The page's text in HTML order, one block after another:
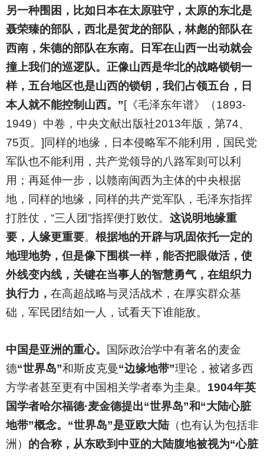
另一种围困，比如日本在太原驻守，太原的东北是
聂荣臻的部队，西北是贺龙的部队，林彪的部队在
西南，朱德的部队在东南。日军在山西一出动就会
撞上我们的巡逻队。正像山西是华北的战略锁钥一
样，五台地区也是山西的锁钥，我们占领五台，日
本人就不能控制山西。” [《毛泽东年谱》（1893-
1949）中卷，中央文献出版社2013年版，第74、
75页。]同样的地缘，日本侵略军不能利用，国民党
军队也不能利用，共产党领导的八路军则可以利
用；再延伸一步，以赣南闽西为主体的中央根据
地，同样的地缘，同样的共产党军队，毛泽东指挥
打胜仗，“三人团”指挥便打败仗。 这说明地缘重
要，人缘更重要。 根据地的开辟与巩固依托一定的
地理地势，但是像下围棋一样，能否把眼做活，使
外线变内线，关键在当事人的智慧勇气，在组织力
执行力， 在高超战略与灵活战术，在厚实群众基
础，军民团结如一人，试看天下谁能敌。
中国是亚洲的重心。
国际政治学中有著名的麦金
德“世界岛”和斯皮克曼“边缘地带”理论，被诸多西
方学者甚至更有中国相关学者奉为圭臬。 1904年英
国学者哈尔福德·麦金德提出“世界岛”和“大陆心脏
地带”概念。“世界岛”是亚欧大陆（也有认为包括非
洲） 的合称，从东欧到中亚的大陆腹地被视为“心脏